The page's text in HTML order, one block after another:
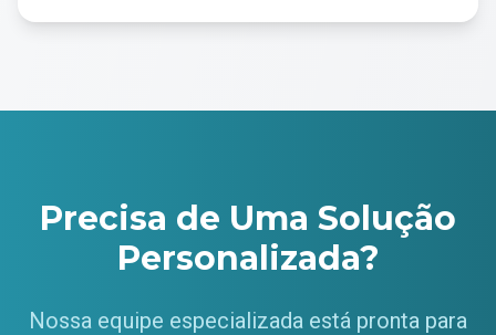
Precisa de Uma Solução
Personalizada?
Nossa equipe especializada está pronta para